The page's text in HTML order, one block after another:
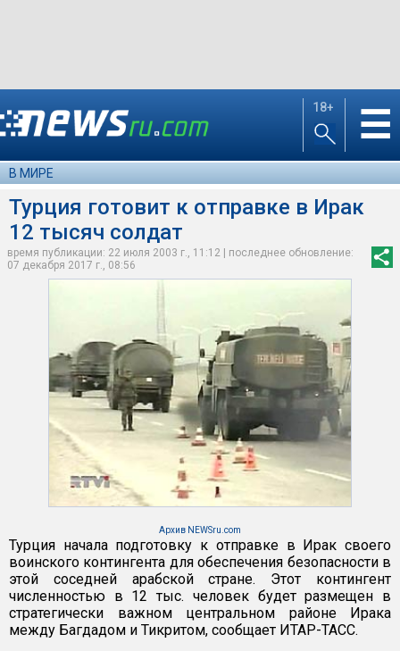
18+ ☰
В МИРЕ
Турция готовит к отправке в Ирак
12 тысяч солдат
время публикации: 22 июля 2003 г., 11:12 | последнее обновление:
07 декабря 2017 г., 08:56
Архив NEWSru.com
Турция начала подготовку к отправке в Ирак своего
воинского контингента для обеспечения безопасности в
этой соседней арабской стране. Этот контингент
численностью в 12 тыс. человек будет размещен в
стратегически важном центральном районе Ирака
между Багдадом и Тикритом, сообщает ИТАР-ТАСС.